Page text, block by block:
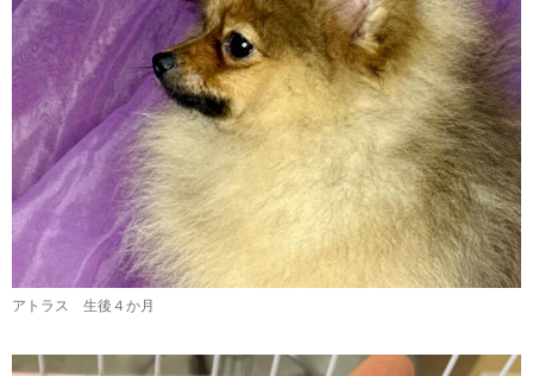
アトラス 生後４か月